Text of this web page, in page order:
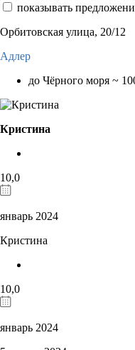
показывать
Орбитовская улица, 20/12
Адлер
до Чёрного моря ~
Кристина
10,0
январь 2024
Кристина
10,0
январь 2024